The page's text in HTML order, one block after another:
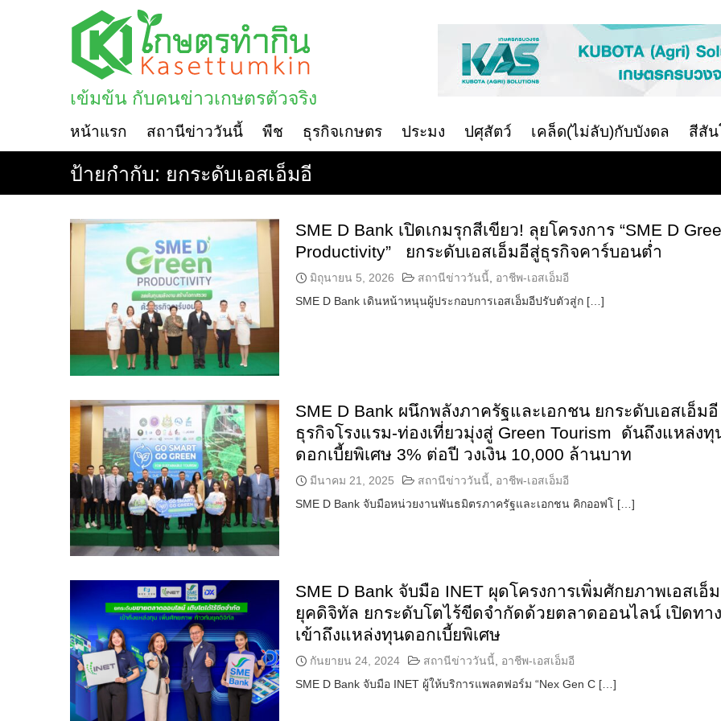
เข้มข้น กับคนข่าวเกษตรตัวจริง
หน้าแรก สถานีข่าววันนี้ พืช ธุรกิจเกษตร ประมง ปศุสัตว์ เคล็ด(ไม่ลับ)กับบังดล สีสัน
ป้ายกำกับ: ยกระดับเอสเอ็มอี
SME D Bank เปิดเกมรุกสีเขียว! ลุยโครงการ “SME D
Productivity” ยกระดับเอสเอ็มอีสู่ธุรกิจคาร์บอนต่ำ
มิถุนายน 5, 2026 สถานีข่าววันนี้
อาชีพ-เอสเอ็มอี
SME D Bank เดินหน้าหนุนผู้ประกอบการเอสเอ็มอีปรับตัวสู่ก […]
SME D Bank ผนึกพลังภาครัฐและเอกชน ยกระดับเอสเอ็มอี
ธุรกิจโรงแรม-ท่องเที่ยวมุ่งสู่ Green Tourism ดันถึงแหล่งทุ
ดอกเบี้ยพิเศษ 3% ต่อปี วงเงิน 10,000 ล้านบาท
มีนาคม 21, 2025 สถานีข่าววันนี้
อาชีพ-เอสเอ็มอี
SME D Bank จับมือหน่วยงานพันธมิตรภาครัฐและเอกชน คิกออฟโ […]
SME D Bank จับมือ INET ผุดโครงการเพิ่มศักยภาพเอสเอ็
ยุคดิจิทัล ยกระดับโตไร้ขีดจำกัดด้วยตลาดออนไลน์ เปิดทาง
เข้าถึงแหล่งทุนดอกเบี้ยพิเศษ
กันยายน 24, 2024 สถานีข่าววันนี้, อาชีพ-เอสเอ็มอี
SME D Bank จับมือ INET ผู้ให้บริการแพลตฟอร์ม “Nex Gen C […]